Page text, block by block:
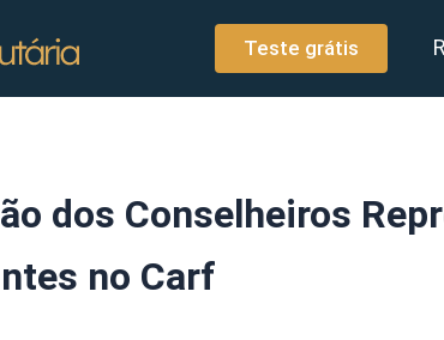
Teste grátis
dos Conselheiros
no Carf